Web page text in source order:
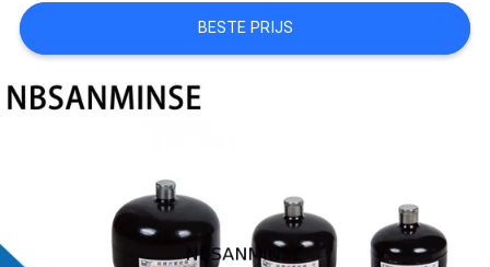
PRIVACYBELEID
BESTE PRIJS